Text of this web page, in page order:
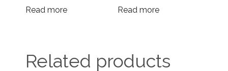
Read more Read more
Related products